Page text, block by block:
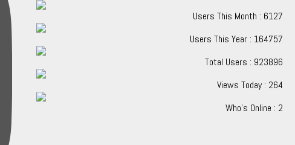
Users This Month : 6127
Users This Year : 164757
Total Users : 923896
Views Today : 264
Who's Online : 2